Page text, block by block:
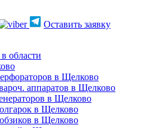
Оставить заявку
области
в Щелково
аппаратов в Щелково
в Щелково
в Щелково
в Щелково